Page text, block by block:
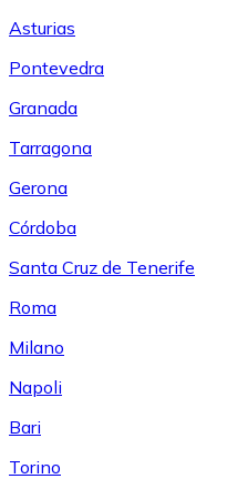
Asturias
Pontevedra
Granada
Tarragona
Gerona
Córdoba
Santa Cruz de Tenerife
Roma
Milano
Napoli
Bari
Torino